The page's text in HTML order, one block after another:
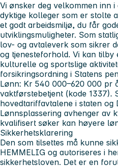
Vi ønsker deg velkommen inn
dyktige kolleger som er stolte
et godt arbeidsmiljø, du får
utviklingsmuligheter. Som
lov- og avtaleverk som sikrer
og tjenesteforhold. Vi kan tilby
kulturelle og sportslige
forsikringsordning i Statens
Lønn: Kr 540 000–620 000 pr
vaktførstebetjent (kode 1337).
hovedtariffavtalene i staten og
Lønnsplassering avhenger av
kvalifisert søker kan høyere
Sikkerhetsklarering
Den som tilsettes må kunne
HEMMELIG og autoriseres i
sikkerhetsloven. Det er en